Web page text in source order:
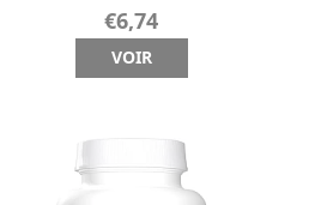
€6,74
VOIR